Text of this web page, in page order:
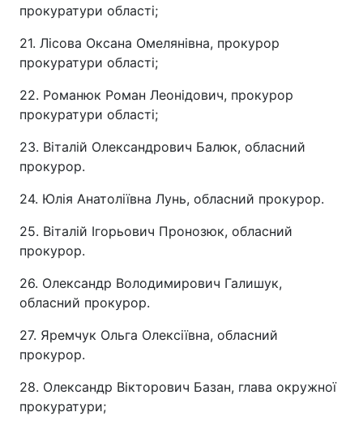
прокуратури області;
21. Лісова Оксана Омелянівна, прокурор
прокуратури області;
22. Романюк Роман Леонідович, прокурор
прокуратури області;
23. Віталій Олександрович Балюк, обласний
прокурор.
24. Юлія Анатоліївна Лунь, обласний прокурор.
25. Віталій Ігорьович Пронозюк, обласний
прокурор.
26. Олександр Володимирович Галишук,
обласний прокурор.
27. Яремчук Ольга Олексіївна, обласний
прокурор.
28. Олександр Вікторович Базан, глава окружної
прокуратури;